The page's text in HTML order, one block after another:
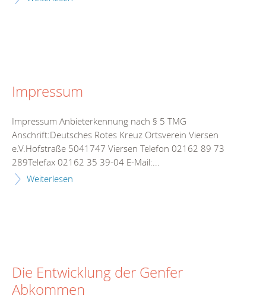
Impressum
Impressum Anbieterkennung nach § 5 TMG
Anschrift:Deutsches Rotes Kreuz Ortsverein Viersen
e.V.Hofstraße 5041747 Viersen Telefon 02162 89 73
289Telefax 02162 35 39-04 E-Mail:...
Weiterlesen
Die Entwicklung der Genfer
Abkommen